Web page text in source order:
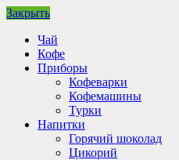
Закрыть
Чай
Кофе
Приборы
Кофеварки
Кофемашины
Турки
Напитки
Горячий шоколад
Цикорий